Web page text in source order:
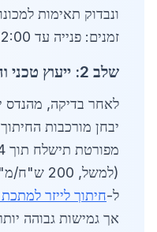
זמנים: פנייה עד 12:00 תקבל תגובה באותו יום.
שלב 2: ייעוץ טכני והצעת מחיר
לאחר בדיקה, מהנדס
יבחן מורכבות
ל-חיתוך לייזר
אך גמישות גבוהה